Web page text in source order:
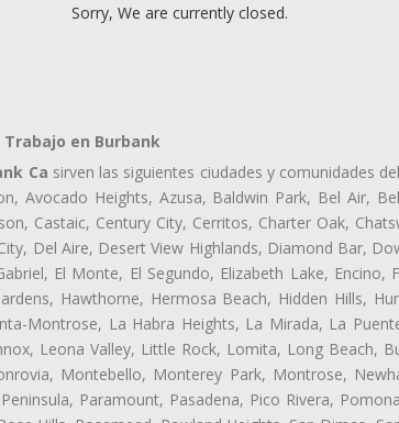
Sorry, We are currently closed.
en Burbank
Ca sirven las siguientes ciudades y comunidades
Avocado Heights, Azusa, Baldwin Park, Bel Air,
Castaic, Century City, Cerritos, Charter Oak,
Del Aire, Desert View Highlands, Diamond Bar,
El Monte, El Segundo, Elizabeth Lake, Encino,
Hawthorne, Hermosa Beach, Hidden Hills,
Montrose, La Habra Heights, La Mirada, La
Leona Valley, Little Rock, Lomita, Long Beach,
Montebello, Monterey Park, Montrose,
Paramount, Pasadena, Pico Rivera,